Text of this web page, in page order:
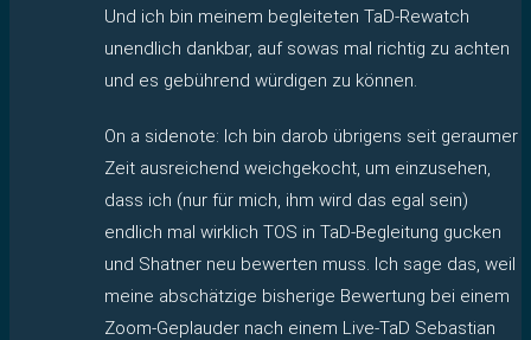
Und ich bin meinem begleiteten TaD-Rewatch
unendlich dankbar, auf sowas mal richtig zu achten
und es gebührend würdigen zu können.
On a sidenote: Ich bin darob übrigens seit geraumer
Zeit ausreichend weichgekocht, um einzusehen,
dass ich (nur für mich, ihm wird das egal sein)
endlich mal wirklich TOS in TaD-Begleitung gucken
und Shatner neu bewerten muss. Ich sage das, weil
meine abschätzige bisherige Bewertung bei einem
Zoom-Geplauder nach einem Live-TaD Sebastian